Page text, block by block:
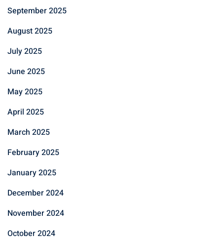
September 2025
August 2025
July 2025
June 2025
May 2025
April 2025
March 2025
February 2025
January 2025
December 2024
November 2024
October 2024